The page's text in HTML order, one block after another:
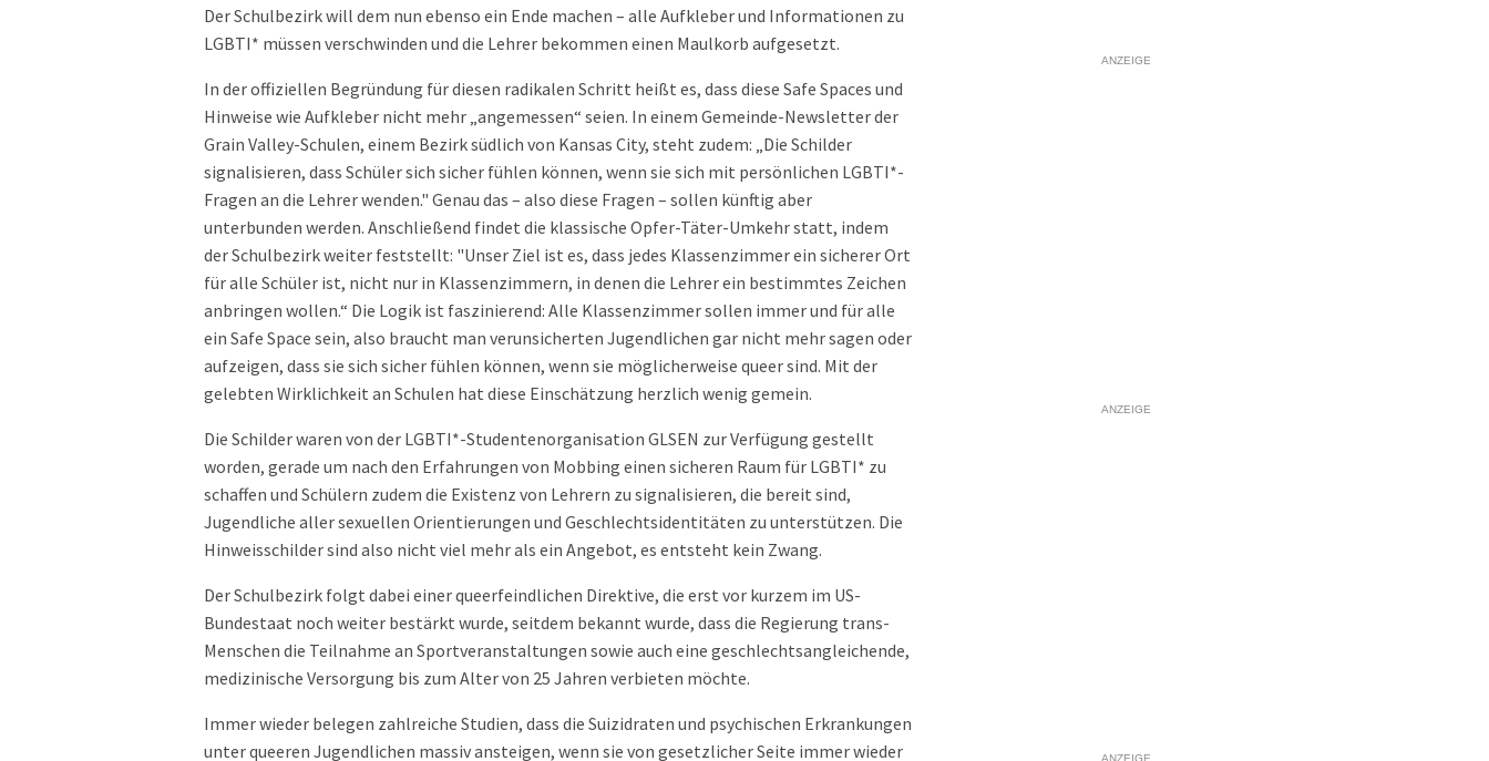
Der Schulbezirk will dem nun ebenso ein Ende machen – alle Aufkleber und Informationen zu
LGBTI* müssen verschwinden und die Lehrer bekommen einen Maulkorb aufgesetzt.
In der offiziellen Begründung für diesen radikalen Schritt heißt es, dass diese Safe Spaces und
Hinweise wie Aufkleber nicht mehr „angemessen“ seien. In einem Gemeinde-Newsletter der
Grain Valley-Schulen, einem Bezirk südlich von Kansas City, steht zudem: „Die Schilder
signalisieren, dass Schüler sich sicher fühlen können, wenn sie sich mit persönlichen LGBTI*-
Fragen an die Lehrer wenden." Genau das – also diese Fragen – sollen künftig aber
unterbunden werden. Anschließend findet die klassische Opfer-Täter-Umkehr statt, indem
der Schulbezirk weiter feststellt: "Unser Ziel ist es, dass jedes Klassenzimmer ein sicherer Ort
für alle Schüler ist, nicht nur in Klassenzimmern, in denen die Lehrer ein bestimmtes Zeichen
anbringen wollen.“ Die Logik ist faszinierend: Alle Klassenzimmer sollen immer und für alle
ein Safe Space sein, also braucht man verunsicherten Jugendlichen gar nicht mehr sagen oder
aufzeigen, dass sie sich sicher fühlen können, wenn sie möglicherweise queer sind. Mit der
gelebten Wirklichkeit an Schulen hat diese Einschätzung herzlich wenig gemein.
Die Schilder waren von der LGBTI*-Studentenorganisation GLSEN zur Verfügung gestellt
worden, gerade um nach den Erfahrungen von Mobbing einen sicheren Raum für LGBTI* zu
schaffen und Schülern zudem die Existenz von Lehrern zu signalisieren, die bereit sind,
Jugendliche aller sexuellen Orientierungen und Geschlechtsidentitäten zu unterstützen. Die
Hinweisschilder sind also nicht viel mehr als ein Angebot, es entsteht kein Zwang.
Der Schulbezirk folgt dabei einer queerfeindlichen Direktive, die erst vor kurzem im US-
Bundestaat noch weiter bestärkt wurde, seitdem bekannt wurde, dass die Regierung trans-
Menschen die Teilnahme an Sportveranstaltungen sowie auch eine geschlechtsangleichende,
medizinische Versorgung bis zum Alter von 25 Jahren verbieten möchte.
Immer wieder belegen zahlreiche Studien, dass die Suizidraten und psychischen Erkrankungen
unter queeren Jugendlichen massiv ansteigen, wenn sie von gesetzlicher Seite immer wieder
ANZEIGE
ANZEIGE
ANZEIGE